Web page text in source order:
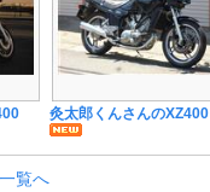
灸太郎くんさんのXZ400
覧へ